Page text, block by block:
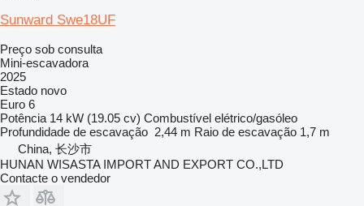
Sunward Swe18UF
Preço sob consulta
Mini-escavadora
2025
Estado novo
Euro 6
Potência 14 kW (19.05 cv) Combustível elétrico/gasóleo
Profundidade de escavação 2,44 m Raio de escavação 1,7 m
China, 长沙市
HUNAN WISASTA IMPORT AND EXPORT CO.,LTD
Contacte o vendedor